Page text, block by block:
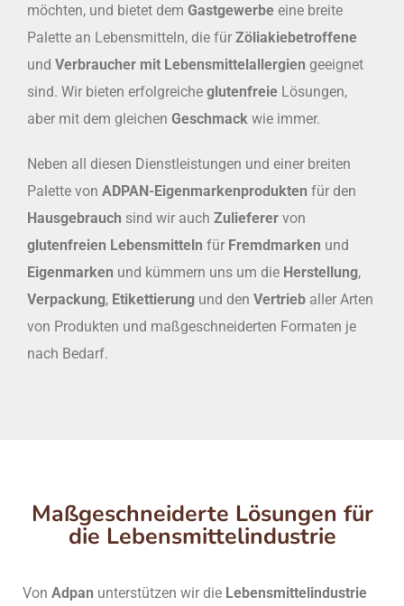
möchten, und bietet dem Gastgewerbe eine breite
Palette an Lebensmitteln, die für Zöliakiebetroffene
und Verbraucher mit Lebensmittelallergien geeignet
sind. Wir bieten erfolgreiche glutenfreie Lösungen,
aber mit dem gleichen Geschmack wie immer.
Neben all diesen Dienstleistungen und einer breiten
Palette von ADPAN-Eigenmarkenprodukten für den
Hausgebrauch sind wir auch Zulieferer von
glutenfreien Lebensmitteln für Fremdmarken und
Eigenmarken und kümmern uns um die Herstellung,
Verpackung, Etikettierung und den Vertrieb aller Arten
von Produkten und maßgeschneiderten Formaten je
nach Bedarf.
Maßgeschneiderte Lösungen für
die Lebensmittelindustrie
Von Adpan unterstützen wir die Lebensmittelindustrie